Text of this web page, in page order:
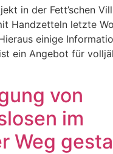
in der Fett’schen
Handzetteln letzte
einige
ein Angebot für
von
im
Weg